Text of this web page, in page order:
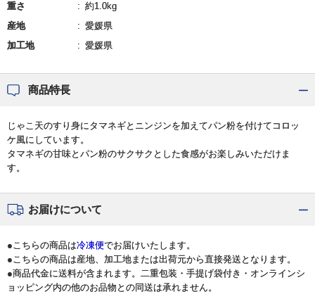
重さ
約1.0kg
産地
愛媛県
加工地
愛媛県
商品特長
じゃこ天のすり身にタマネギとニンジンを加えてパン粉を付けてコロッ
ケ風にしています。
タマネギの甘味とパン粉のサクサクとした食感がお楽しみいただけま
す。
お届けについて
●こちらの商品は冷凍便でお届けいたします。
●こちらの商品は産地、加工地または出荷元から直接発送となります。
●商品代金に送料が含まれます。二重包装・手提げ袋付き・オンラインシ
ョッピング内の他のお品物との同送は承れません。